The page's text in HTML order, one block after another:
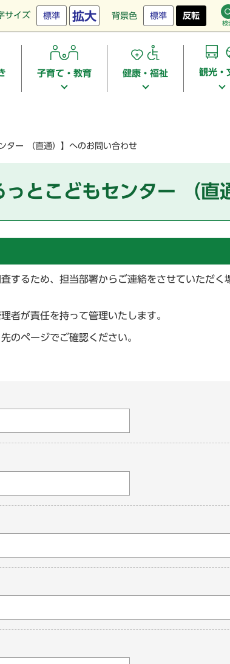
サイズ 標準 拡大 背景色 標準 反転
検
子育て・教育 健康・福祉 観光・
ター （直通）】へのお問い合わせ
っとこどもセンター （直
するため、担当部署からご連絡をさせていただ
者が責任を持って管理いたします。
のページでご確認ください。